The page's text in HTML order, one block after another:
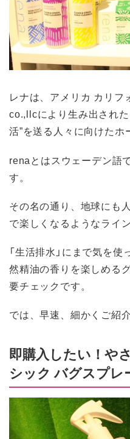
レナは、アメリカ カリ
co.,llcにより生み出され
活”を送る人々に向けたホ
renaとはスウェーデン語
す。
その名の通り、地球にも
で楽しくなるようなライ
「生活排水」にまで気を
然精油の香りを楽しめる
要チェックです。
では、早速、細かくご紹
即購入したい！や
シック バグスプレ